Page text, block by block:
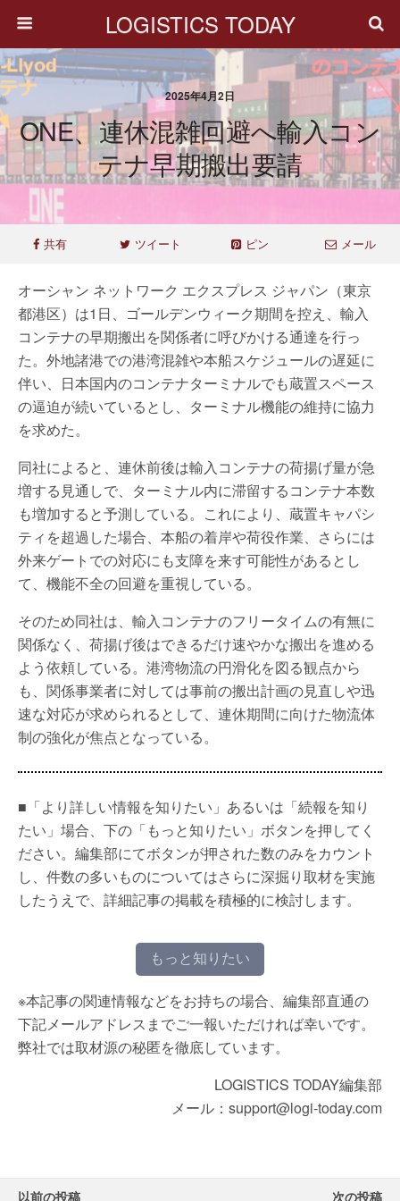
LOGISTICS TODAY
2025年4月2日
ONE、連休混雑回避へ輸入コン
テナ早期搬出要請
共有 ツイート ピン メール
オーシャン ネットワーク エクスプレス ジャパン（東京
都港区）は1日、ゴールデンウィーク期間を控え、輸入
コンテナの早期搬出を関係者に呼びかける通達を行っ
た。外地諸港での港湾混雑や本船スケジュールの遅延に
伴い、日本国内のコンテナターミナルでも蔵置スペース
の逼迫が続いているとし、ターミナル機能の維持に協力
を求めた。
同社によると、連休前後は輸入コンテナの荷揚げ量が急
増する見通しで、ターミナル内に滞留するコンテナ本数
も増加すると予測している。これにより、蔵置キャパシ
ティを超過した場合、本船の着岸や荷役作業、さらには
外来ゲートでの対応にも支障を来す可能性があるとし
て、機能不全の回避を重視している。
そのため同社は、輸入コンテナのフリータイムの有無に
関係なく、荷揚げ後はできるだけ速やかな搬出を進める
よう依頼している。港湾物流の円滑化を図る観点から
も、関係事業者に対しては事前の搬出計画の見直しや迅
速な対応が求められるとして、連休期間に向けた物流体
制の強化が焦点となっている。
■「より詳しい情報を知りたい」あるいは「続報を知り
たい」場合、下の「もっと知りたい」ボタンを押してく
ださい。編集部にてボタンが押された数のみをカウント
し、件数の多いものについてはさらに深掘り取材を実施
したうえで、詳細記事の掲載を積極的に検討します。
もっと知りたい
※本記事の関連情報などをお持ちの場合、編集部直通の
下記メールアドレスまでご一報いただければ幸いです。
弊社では取材源の秘匿を徹底しています。
LOGISTICS TODAY編集部
メール：support@logi-today.com
以前の投稿 次の投稿